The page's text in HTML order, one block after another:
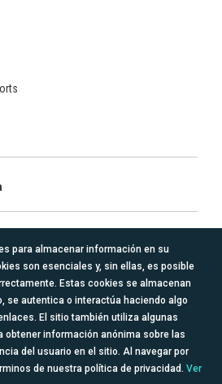
de cookies
para almacenar información en su
son esenciales y, sin ellas, es posible
Estas cookies se almacenan
se autentica o interactúa haciendo algo
El sitio también utiliza algunas
obtener información anónima sobre las
del usuario en el sitio. Al navegar por
de nuestra política de privacidad. Ver